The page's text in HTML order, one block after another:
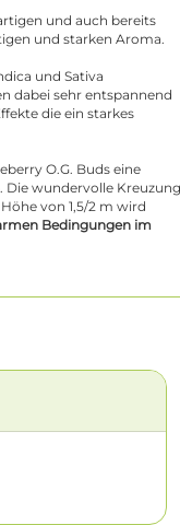
und auch bereits
und starken Aroma.
und Sativa
dabei sehr entspannend
die ein starkes
O.G. Buds eine
Die wundervolle Kreuzung
von 1,5/2 m wird
Bedingungen im